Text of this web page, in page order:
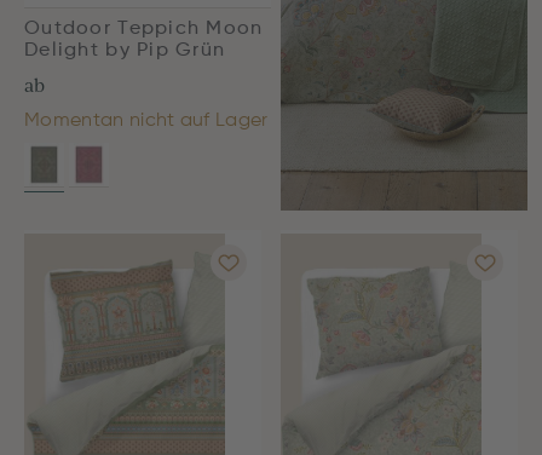
Outdoor Teppich Moon
Delight by Pip Grün
ab
Momentan nicht auf Lager